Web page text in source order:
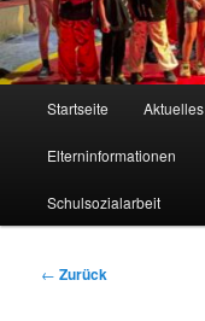
Startseite Aktuelles
Elterninformationen
Schulsozialarbeit
Beitragsnavigation
← Zurück